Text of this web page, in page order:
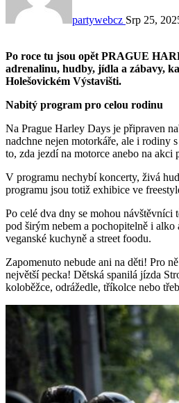
partywebcz Srp 25,
Po roce tu jsou opět PRAGUE HARLEY DAYS! Akce v duchu motocyklů, převážně Harleyů, ale i dalších strojů,
adrenalinu, hudby, jídla a zábavy,
Holešovickém Výstavišti.
Nabitý program pro celou rodinu
Na Prague Harley Days je připraven
nadchne nejen motorkáře, ale i rodiny
to, zda jezdí na motorce anebo na
V programu nechybí koncerty, živá
programu jsou totiž exhibice ve
Po celé dva dny se mohou
pod širým nebem a pochopitelně i
veganské kuchyně a street foodu.
Zapomenuto nebude ani na děti! Pro
největší pecka! Dětská spanilá jízda
koloběžce, odrážedle, tříkolce nebo